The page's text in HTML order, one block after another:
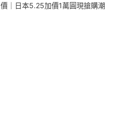
價｜日本5.25加價1萬圓現搶購潮